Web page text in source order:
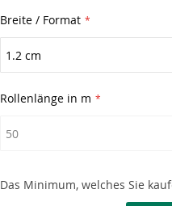
Breite / Format
Rollenlänge in m
Das Minimum, welches Sie